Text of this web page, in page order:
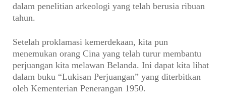
dalam penelitian arkeologi yang telah berusia ribuan
tahun.
Setelah proklamasi kemerdekaan, kita pun
menemukan orang Cina yang telah turur membantu
perjuangan kita melawan Belanda. Ini dapat kita lihat
dalam buku “Lukisan Perjuangan” yang diterbitkan
oleh Kementerian Penerangan 1950.